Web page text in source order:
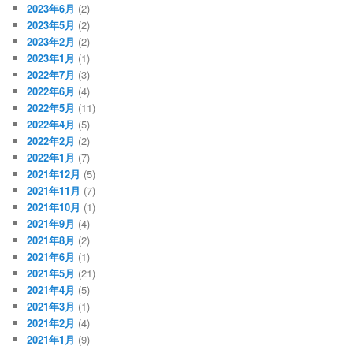
2023年6月 (2)
2023年5月 (2)
2023年2月 (2)
2023年1月 (1)
2022年7月 (3)
2022年6月 (4)
2022年5月 (11)
2022年4月 (5)
2022年2月 (2)
2022年1月 (7)
2021年12月 (5)
2021年11月 (7)
2021年10月 (1)
2021年9月 (4)
2021年8月 (2)
2021年6月 (1)
2021年5月 (21)
2021年4月 (5)
2021年3月 (1)
2021年2月 (4)
2021年1月 (9)